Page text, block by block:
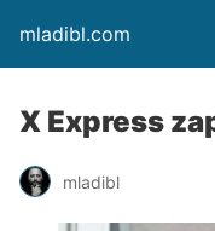
mladibl.com
X Express
mladibl